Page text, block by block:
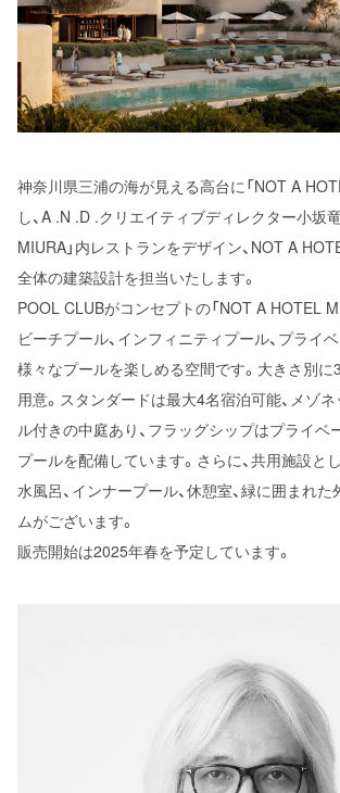
神奈川県三浦の海が見える高台に「NOT A
し、A .N .D .クリエイティブディレクター小坂
MIURA」内レストランをデザイン、NOT A
全体の建築設計を担当いたします。
POOL CLUBがコンセプトの「NOT A HOTEL
ビーチプール、インフィニティプール、プライ
様々なプールを楽しめる空間です。大きさ別
用意。スタンダードは最大4名宿泊可能、メゾ
ル付きの中庭あり、フラッグシップはプライベ
プールを配備しています。さらに、共用施設と
水風呂、インナープール、休憩室、緑に囲まれた
ムがございます。
販売開始は2025年春を予定しています。